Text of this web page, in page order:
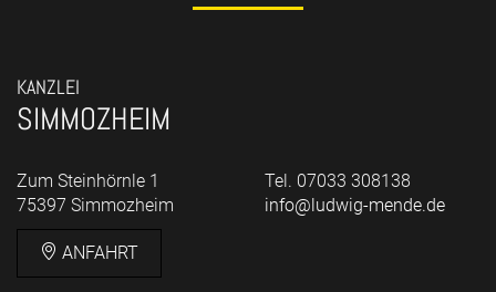
KANZLEI
SIMMOZHEIM
Zum Steinhörnle 1
75397 Simmozheim
ANFAHRT
Tel. 07033 308138
info@ludwig-mende.de